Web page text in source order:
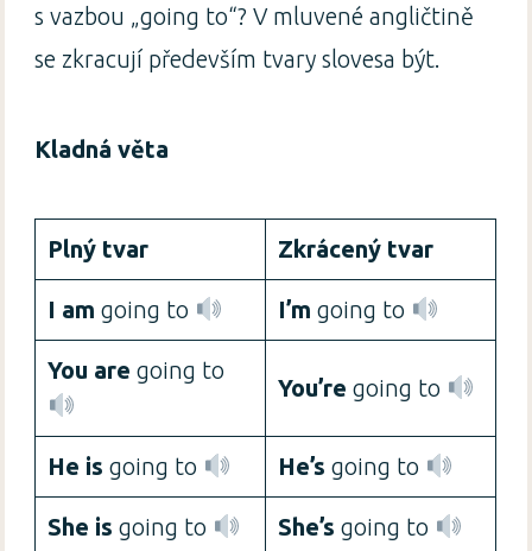
s vazbou „going to“? V mluvené angličtině
se zkracují především tvary slovesa být.
Kladná věta
Plný tvar Zkrácený tvar
I am going to I’m going to
You are going to
You’re going to
He is going to He’s going to
She is going to She’s going to